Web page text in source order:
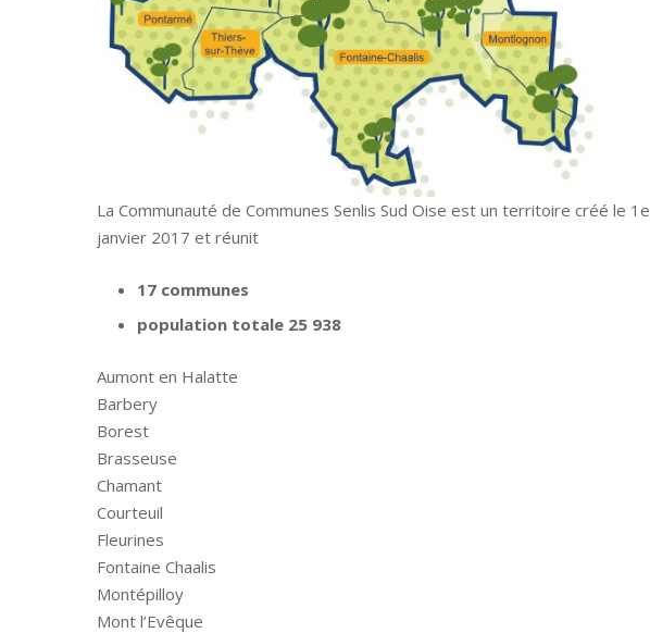
La Communauté de Communes Senlis Sud Oise est un territoire créé le
janvier 2017 et réunit
17 communes
population totale 25 938
Aumont en Halatte
Barbery
Borest
Brasseuse
Chamant
Courteuil
Fleurines
Fontaine Chaalis
Montépilloy
Mont l’Evêque